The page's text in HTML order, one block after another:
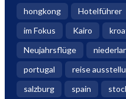
hongkong
Hotelführer
im Fokus
Kairo
Neujahrsflüge
portugal
reise
salzburg
spain